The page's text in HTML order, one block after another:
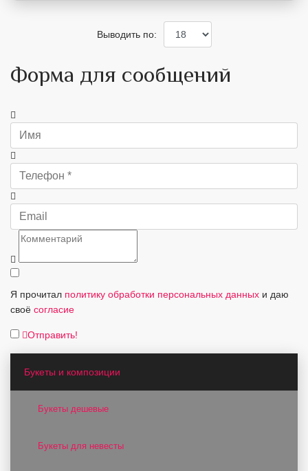
Выводить по:
Форма для сообщений
Я прочитал политику обработки персональных данных и даю
своё согласие
Отправить!
Букеты и композиции
Букеты дешевые
Букеты для невесты